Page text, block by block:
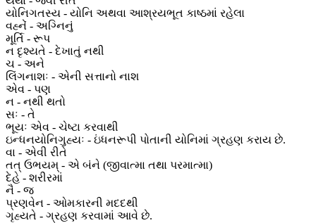
યોનિગતસ્ય - યોનિ અથવા આશ્રયભૂત કાષ્ઠમાં રહેલા
વહ્નેં - અગ્નિનું
મૂર્તિ - રૂપ
ન દૃશ્યતે - દેખાતું નથી
ચ - અને
લિંગનાશઃ - એની સત્તાનો નાશ
એવ - પણ
ન - નથી થતો
સઃ - તે
ભૂયઃ એવ - ચેષ્ટા કરવાથી
ઇન્ધનયોનિગુહ્યઃ - ઇંધનરૂપી પોતાની યોનિમાં ગ્રહણ કરાય છે.
વા - એવી રીતે
તત્ ઉભયમ્ - એ બંને (જીવાત્મા તથા પરમાત્મા)
દેહે - શરીરમાં
નૈ - જ
પ્રણવેન - ઓમકારની મદદથી
ગૃહ્યતે - ગ્રહણ કરવામાં આવે છે.